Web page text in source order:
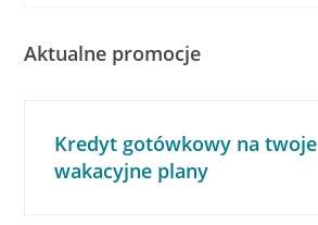
Aktualne promocje
Kredyt gotówkowy na twoje
wakacyjne plany